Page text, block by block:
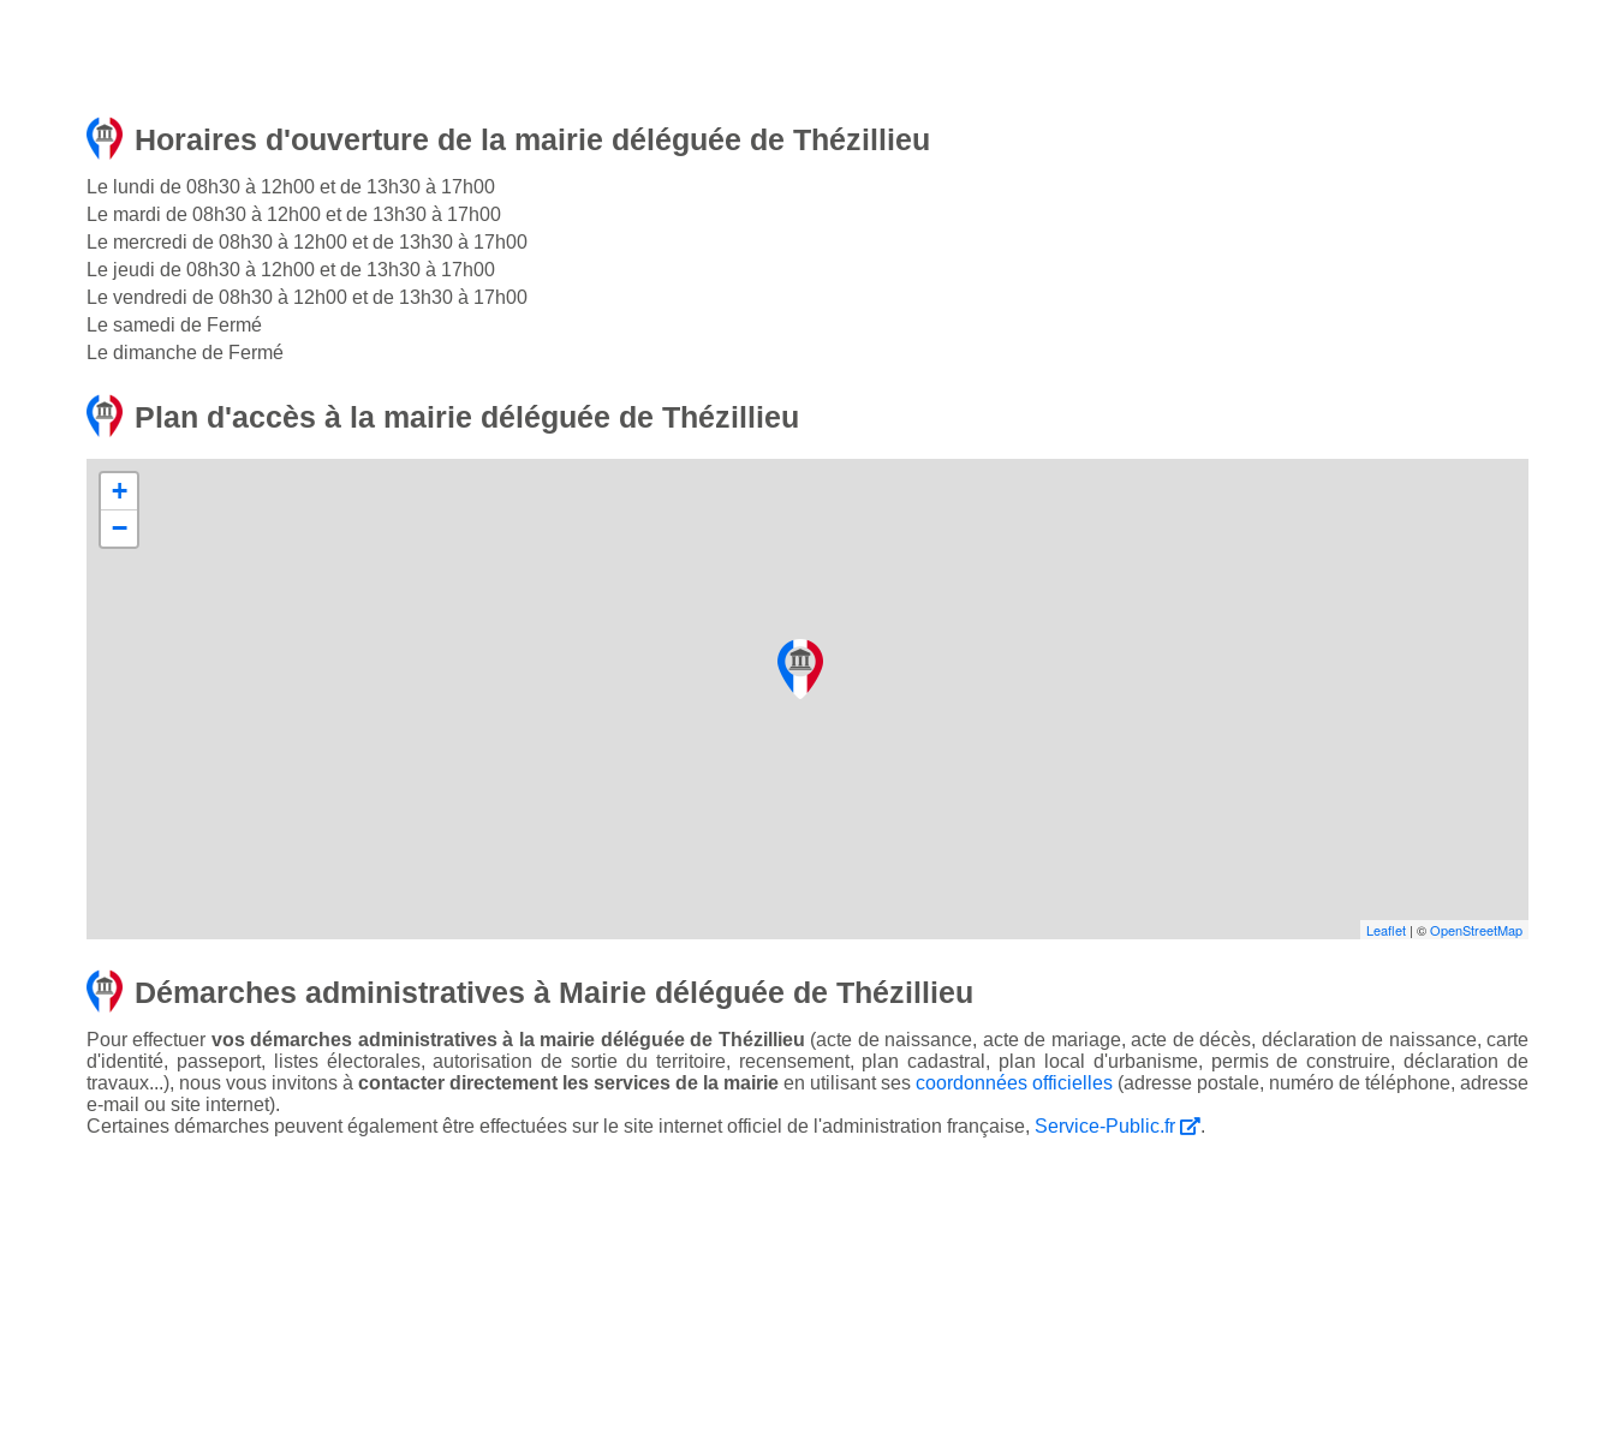
Horaires d'ouverture de la mairie déléguée de Thézillieu
Le lundi de 08h30 à 12h00 et de 13h30 à 17h00
Le mardi de 08h30 à 12h00 et de 13h30 à 17h00
Le mercredi de 08h30 à 12h00 et de 13h30 à 17h00
Le jeudi de 08h30 à 12h00 et de 13h30 à 17h00
Le vendredi de 08h30 à 12h00 et de 13h30 à 17h00
Le samedi de Fermé
Le dimanche de Fermé
Plan d'accès à la mairie déléguée de Thézillieu
+
−
Leaflet | ©OpenStreetMap
Démarches administratives à Mairie déléguée de Thézillieu
Pour effectuer vos démarches administratives à la mairie déléguée de Thézillieu (acte de naissance, acte de mariage, acte de décès, déclaration de naissance, carte
d'identité, passeport, listes électorales, autorisation de sortie du territoire, recensement, plan cadastral, plan local d'urbanisme, permis de construire, déclaration de
travaux...), nous vous invitons à contacter directement les services de la mairie en utilisant ses coordonnées officielles (adresse postale, numéro de téléphone, adresse
e-mail ou site internet).
Certaines démarches peuvent également être effectuées sur le site internet officiel de l'administration française, Service-Public.fr .